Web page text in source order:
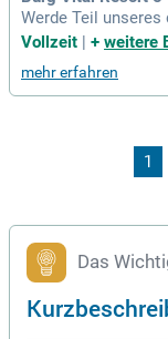
Werde Teil
Wintersaison
g und biete
Vollzeit | + weitere
mehr erfahren
1
Das